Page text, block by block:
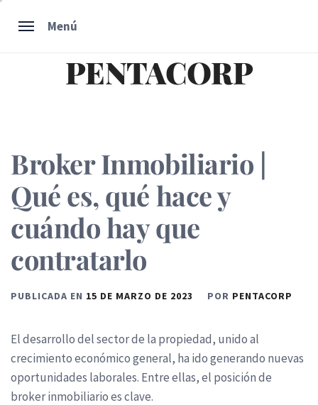
Menú
PENTACORP
Broker Inmobiliario |
Qué es, qué hace y
cuándo hay que
contratarlo
PUBLICADA EN 15 DE MARZO DE 2023 POR PENTACORP
El desarrollo del sector de la propiedad, unido al
crecimiento económico general, ha ido generando nuevas
oportunidades laborales. Entre ellas, el posición de
broker inmobiliario es clave.